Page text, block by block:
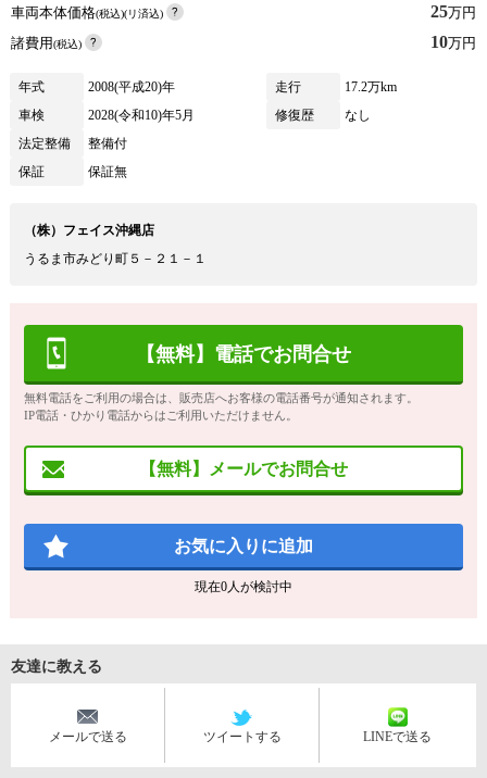
車両本体価格(税込)(リ済込) 25万円
諸費用(税込) 10万円
年式 2008(平成20)年 走行
17.2万km
車検
2028(令和10)年5月 修復歴
なし
法定整備
整備付
保証
保証無
（株）フェイス沖縄店
うるま市みどり町５－２１－１
【無料】電話でお問合せ
無料電話をご利用の場合は、販売店へお客様の電話番号が通知されます。
IP電話・ひかり電話からはご利用いただけません。
【無料】メールでお問合せ
お気に入りに追加
現在0人が検討中
友達に教える
メールで送る ツイートする LINEで送る